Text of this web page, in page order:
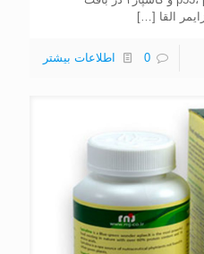
القا […]
0 اطلاعات بیشتر